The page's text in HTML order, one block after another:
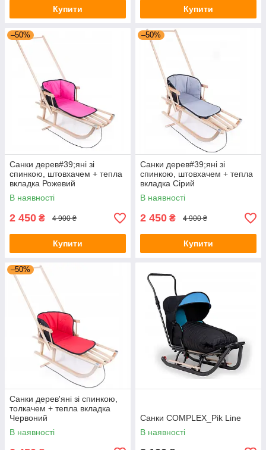
Купити Купити
–50%
Санки дерев#39;яні зі
спинкою, штовхачем + тепла
вкладка Рожевий
В наявності
2 450 ₴ 4 900 ₴
Купити
–50%
Санки дерев#39;яні зі
спинкою, штовхачем + тепла
вкладка Сірий
В наявності
2 450 ₴ 4 900 ₴
Купити
–50%
Санки дерев'яні зі спинкою,
толкачем + тепла вкладка
Червоний
В наявності
Санки COMPLEX_Pik Line
В наявності